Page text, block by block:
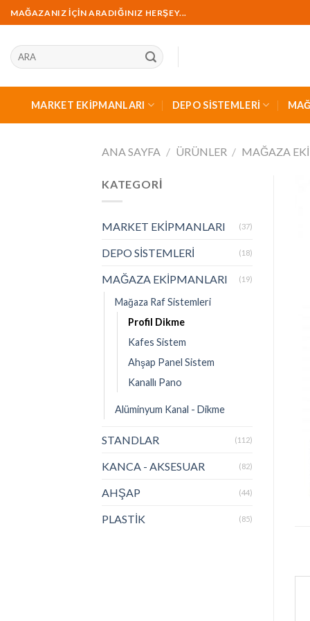
İçeriğe
geç
MAĞAZANIZ İÇİN ARADIĞINIZ HERŞEY...
Ara:
MARKET EKİPMANLARI DEPO SİSTEMLERİ
ANA SAYFA / ÜRÜNLER / MAĞAZA
KATEGORİ
MARKET EKİPMANLARI (37)
DEPO SİSTEMLERİ (18)
MAĞAZA EKİPMANLARI (19)
Mağaza Raf Sistemleri
Profil Dikme
Kafes Sistem
Ahşap Panel Sistem
Kanallı Pano
Alüminyum Kanal - Dikme
STANDLAR (112)
KANCA - AKSESUAR (82)
AHŞAP (44)
PLASTİK (85)